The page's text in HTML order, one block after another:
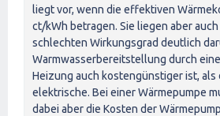
liegt vor, wenn die effektiven
ct/kWh betragen. Sie liegen aber
schlechten Wirkungsgrad deutlich
Warmwasserbereitstellung durch
Heizung auch kostengünstiger ist, als
elektrische. Bei einer Wärmepumpe
dabei aber die Kosten der